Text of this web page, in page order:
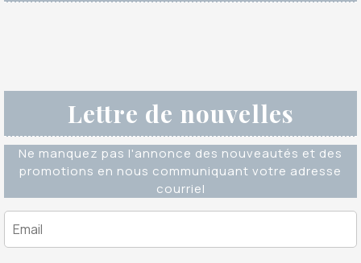
Lettre de nouvelles
Ne manquez pas l'annonce des nouveautés et des
promotions en nous communiquant votre adresse
courriel